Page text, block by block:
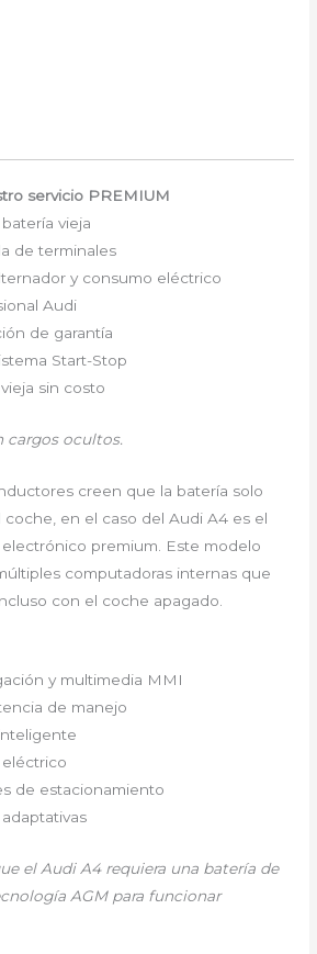
servicio PREMIUM
vieja
de terminales
y consumo eléctrico
Audi
de garantía
Start-Stop
sin costo
cargos ocultos.
creen que la batería solo
coche, en el caso del Audi A4 es el
premium. Este modelo
computadoras internas que
con el coche apagado.
y multimedia MMI
de manejo
de estacionamiento
el Audi A4 requiera una batería de
AGM para funcionar